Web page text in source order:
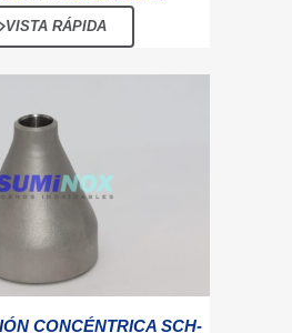
VISTA RÁPIDA
CONCÉNTRICA SCH-